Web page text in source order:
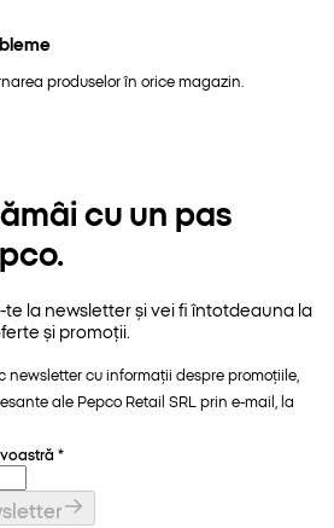
produselor în orice magazin.
cu un pas
la newsletter și vei fi întotdeauna la
și promoții.
newsletter cu informații despre promoțiile,
ale Pepco Retail SRL prin e-mail, la
*